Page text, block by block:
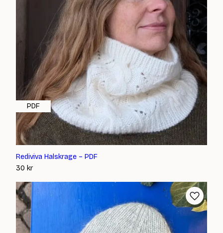
Rediviva Halskrage – PDF
30 kr
PDF